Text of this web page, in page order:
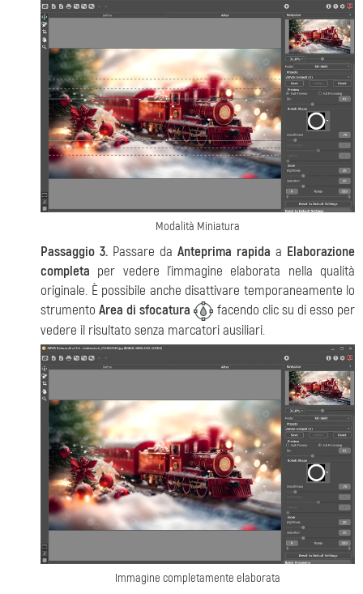
Modalità Miniatura
Passaggio 3. Passare da Anteprima rapida a Elaborazione
completa per vedere l'immagine elaborata nella qualità
originale. È possibile anche disattivare temporaneamente lo
strumentoArea di sfocatura
facendo clic su di esso per
vedere il risultato senza marcatori ausiliari.
Immagine completamente elaborata